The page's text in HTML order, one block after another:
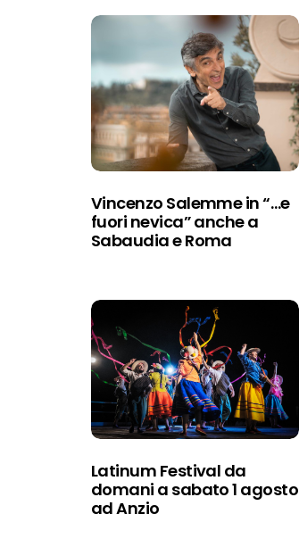
Vincenzo Salemme in “…e
fuori nevica” anche a
Sabaudia e Roma
Latinum Festival da
domani a sabato 1 agosto
ad Anzio